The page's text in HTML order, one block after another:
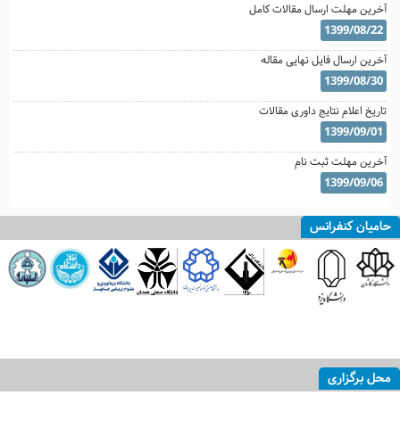
آخرین مهلت ارسال مقالات کامل
1399/08/22
آخرین ارسال فایل نهایی مقاله
1399/08/30
تاریخ اعلام نتایج داوری مقالات
1399/09/01
آخرین مهلت ثبت نام
1399/09/06
حامیان کنفرانس
محل برگزاری